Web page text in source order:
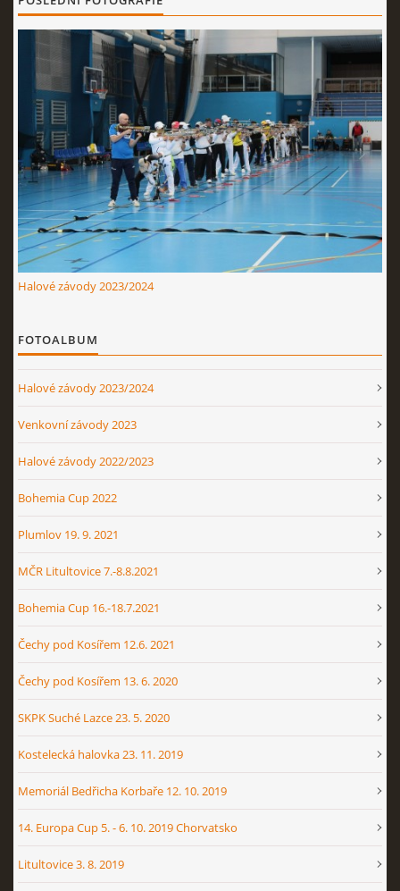
Nahoru ↑
Halové závody 2023/2024
FOTOALBUM
Halové závody 2023/2024
Venkovní závody 2023
Halové závody 2022/2023
Bohemia Cup 2022
Plumlov 19. 9. 2021
MČR Litultovice 7.-8.8.2021
Bohemia Cup 16.-18.7.2021
Čechy pod Kosířem 12.6. 2021
Čechy pod Kosířem 13. 6. 2020
SKPK Suché Lazce 23. 5. 2020
Kostelecká halovka 23. 11. 2019
Memoriál Bedřicha Korbaře 12. 10. 2019
14. Europa Cup 5. - 6. 10. 2019 Chorvatsko
Litultovice 3. 8. 2019